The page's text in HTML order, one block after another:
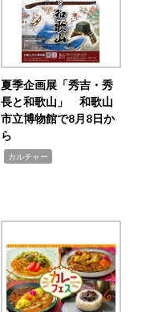
夏季企画展「秀吉・秀
長と和歌山」 和歌山
市立博物館で8月8日か
ら
カルチャー